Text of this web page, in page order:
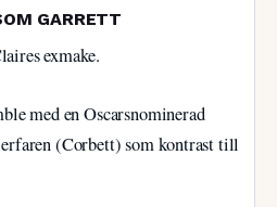
GARRETT
exmake.
med en Oscarsnominerad
(Corbett) som kontrast till